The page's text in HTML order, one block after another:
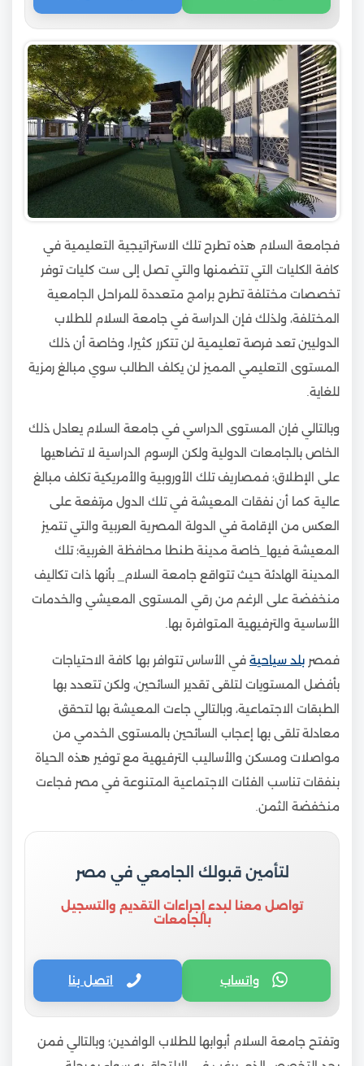
فجامعة السلام هذه تطرح تلك الاستراتيجية التعليمية في
كافة الكليات التي تتضمنها والتي تصل إلى ست كليات توفر
تخصصات مختلفة تطرح برامج متعددة للمراحل الجامعية
المختلفة، ولذلك فإن الدراسة في جامعة السلام للطلاب
الدوليين تعد فرصة تعليمية لن تتكرر كثيرا، وخاصة أن ذلك
المستوى التعليمي المميز لن يكلف الطالب سوي مبالغ رمزية
للغاية.
وبالتالي فإن المستوى الدراسي في جامعة السلام يعادل ذلك
الخاص بالجامعات الدولية ولكن الرسوم الدراسية لا تضاهيها
على الإطلاق؛ فمصاريف تلك الأوروبية والأمريكية تكلف مبالغ
عالية كما أن نفقات المعيشة في تلك الدول مرتفعة على
العكس من الإقامة في الدولة المصرية العربية والتي تتميز
المعيشة فيها_خاصة مدينة طنطا محافظة الغربية؛ تلك
المدينة الهادئة حيث تتواقع جامعة السلام_ بأنها ذات تكاليف
منخفضة على الرغم من رقي المستوى المعيشي والخدمات
الأساسية والترفيهية المتوافرة بها.
فمصر بلد سياحية في الأساس تتوافر بها كافة الاحتياجات
بأفضل المستويات لتلقى تقدير السائحين، ولكن تتعدد بها
الطبقات الاجتماعية، وبالتالي جاءت المعيشة بها لتحقق
معادلة تلقى بها إعجاب السائحين بالمستوى الخدمي من
مواصلات ومسكن والأساليب الترفيهية مع توفير هذه الحياة
بنفقات تناسب الفئات الاجتماعية المتنوعة في مصر فجاءت
منخفضة الثمن.
لتأمين قبولك الجامعي في مصر
تواصل معنا لبدء إجراءات التقديم والتسجيل
بالجامعات
واتساب اتصل بنا
وتفتح جامعة السلام أبوابها للطلاب الوافدين؛ وبالتالي فمن